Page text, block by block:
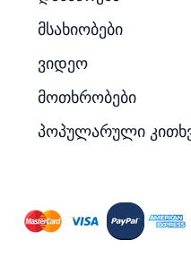
მსახიობები
ვიდეო
მოთხრობები
პოპულარული